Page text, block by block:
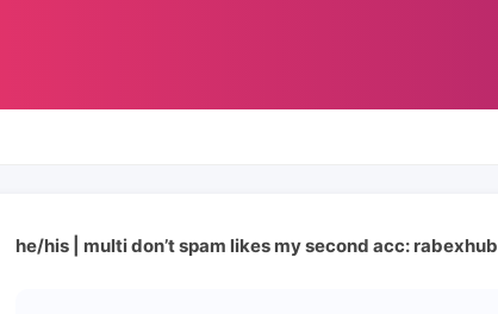
he/his | multi don’t spam likes my second acc: rabexhub